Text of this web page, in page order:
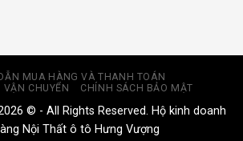
MUA HÀNG VÀ THANH TOÁN
CHUYỂN
CHÍNH SÁCH BẢO MẬT
© - All Rights Reserved. Hộ kinh doanh
Nội Thất ô tô Hưng Vượng